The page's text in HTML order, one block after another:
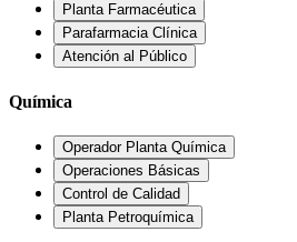
Planta Farmacéutica
Parafarmacia Clínica
Atención al Público
Química
Operador Planta Química
Operaciones Básicas
Control de Calidad
Planta Petroquímica